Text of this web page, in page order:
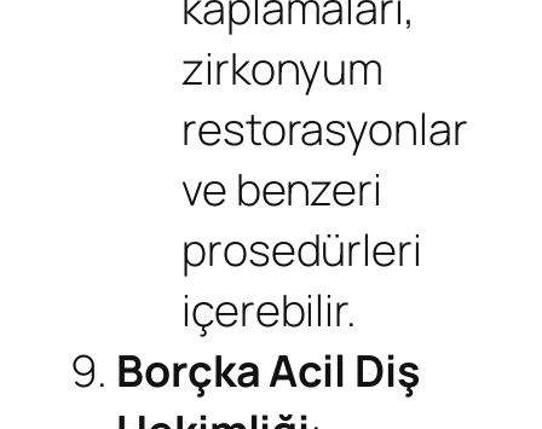
zirkonyum
restorasyonlar
ve benzeri
prosedürleri
içerebilir.
Borçka Acil Diş